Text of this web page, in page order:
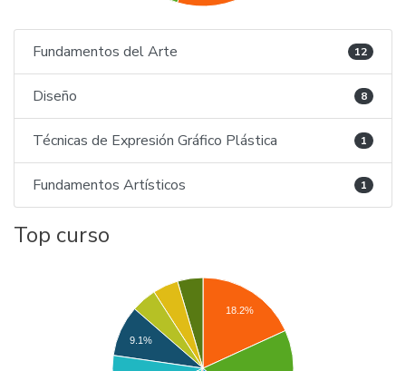
Fundamentos del Arte 12
Diseño 8
Técnicas de Expresión Gráfico Plástica 1
Fundamentos Artísticos 1
Top curso
18.2%
9.1%